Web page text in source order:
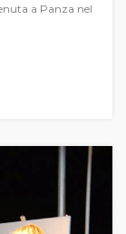
a Panza nel